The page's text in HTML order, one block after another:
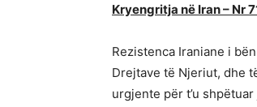
Kryengritja në Iran – Nr
Rezistenca Iraniane i
Drejtave të Njeriut, dhe
urgjente për t’u